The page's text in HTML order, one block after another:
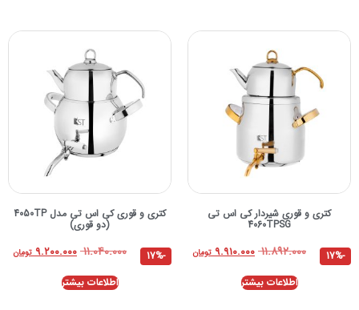
کتری و قوری شیردار کی اس تی
4060TPSG
۱۱.۸۹۲.۰۰۰ ۹.۹۱۰.۰۰۰ تومان
-17%
اطلاعات بیشتر
کتری و قوری کی اس تی مدل 4050TP
(دو قوری)
۱۱.۰۴۰.۰۰۰ ۹.۲۰۰.۰۰۰ تومان
-17%
اطلاعات بیشتر